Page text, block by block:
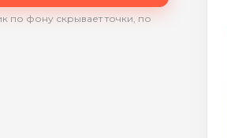
по фону скрывает точки, по